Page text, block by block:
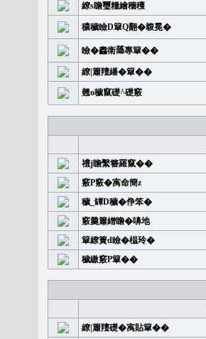
繚s瞻璽糧繪穡穫
穠穢瞼D簞Q翻�䪖冕�
瞼�䆐衛𦻕專簞��
繚|簫羶繙�簞��
翹o穢竄礎^礎竅
禮j瞻繫簪羅竄��
竅P竅�㝢命簡z
穢_罈D穢�鿇笨�
竅羹簫繒瞻�嚊地
簞繚簣d瞼�榅玲�
穢繳竅P簞��
繚|簫羶礎�㝢貼簞��